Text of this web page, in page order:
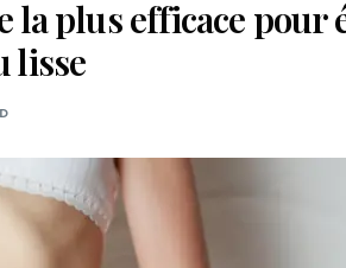
la plus efficace pour
lisse